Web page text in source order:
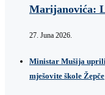
Marijanovića:
27. Juna 2026.
Ministar Mušija
mješovite škole Žepče